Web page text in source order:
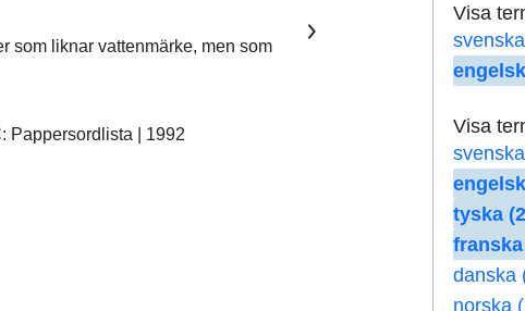
Visa
Visa
tyska
franska
danska
norska
som liknar vattenmärke, men som
Pappersordlista | 1992